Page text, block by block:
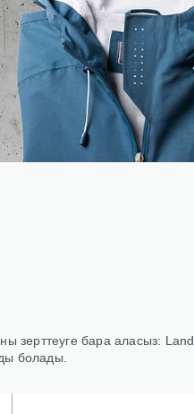
зерттеуге бара аласыз: Land
болады.